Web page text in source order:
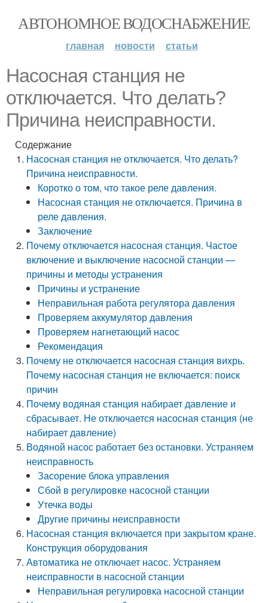
АВТОНОМНОЕ ВОДОСНАБЖЕНИЕ
главная новости статьи
Насосная станция не
отключается. Что делать?
Причина неисправности.
Содержание
Насосная станция не отключается. Что делать?
Причина неисправности.
Коротко о том, что такое реле давления.
Насосная станция не отключается. Причина в
реле давления.
Заключение
Почему отключается насосная станция. Частое
включение и выключение насосной станции —
причины и методы устранения
Причины и устранение
Неправильная работа регулятора давления
Проверяем аккумулятор давления
Проверяем нагнетающий насос
Рекомендация
Почему не отключается насосная станция вихрь.
Почему насосная станция не включается: поиск
причин
Почему водяная станция набирает давление и
сбрасывает. Не отключается насосная станция (не
набирает давление)
Водяной насос работает без остановки. Устраняем
неисправность
Засорение блока управления
Сбой в регулировке насосной станции
Утечка воды
Другие причины неисправности
Насосная станция включается при закрытом кране.
Конструкция оборудования
Автоматика не отключает насос. Устраняем
неисправности в насосной станции
Неправильная регулировка насосной станции